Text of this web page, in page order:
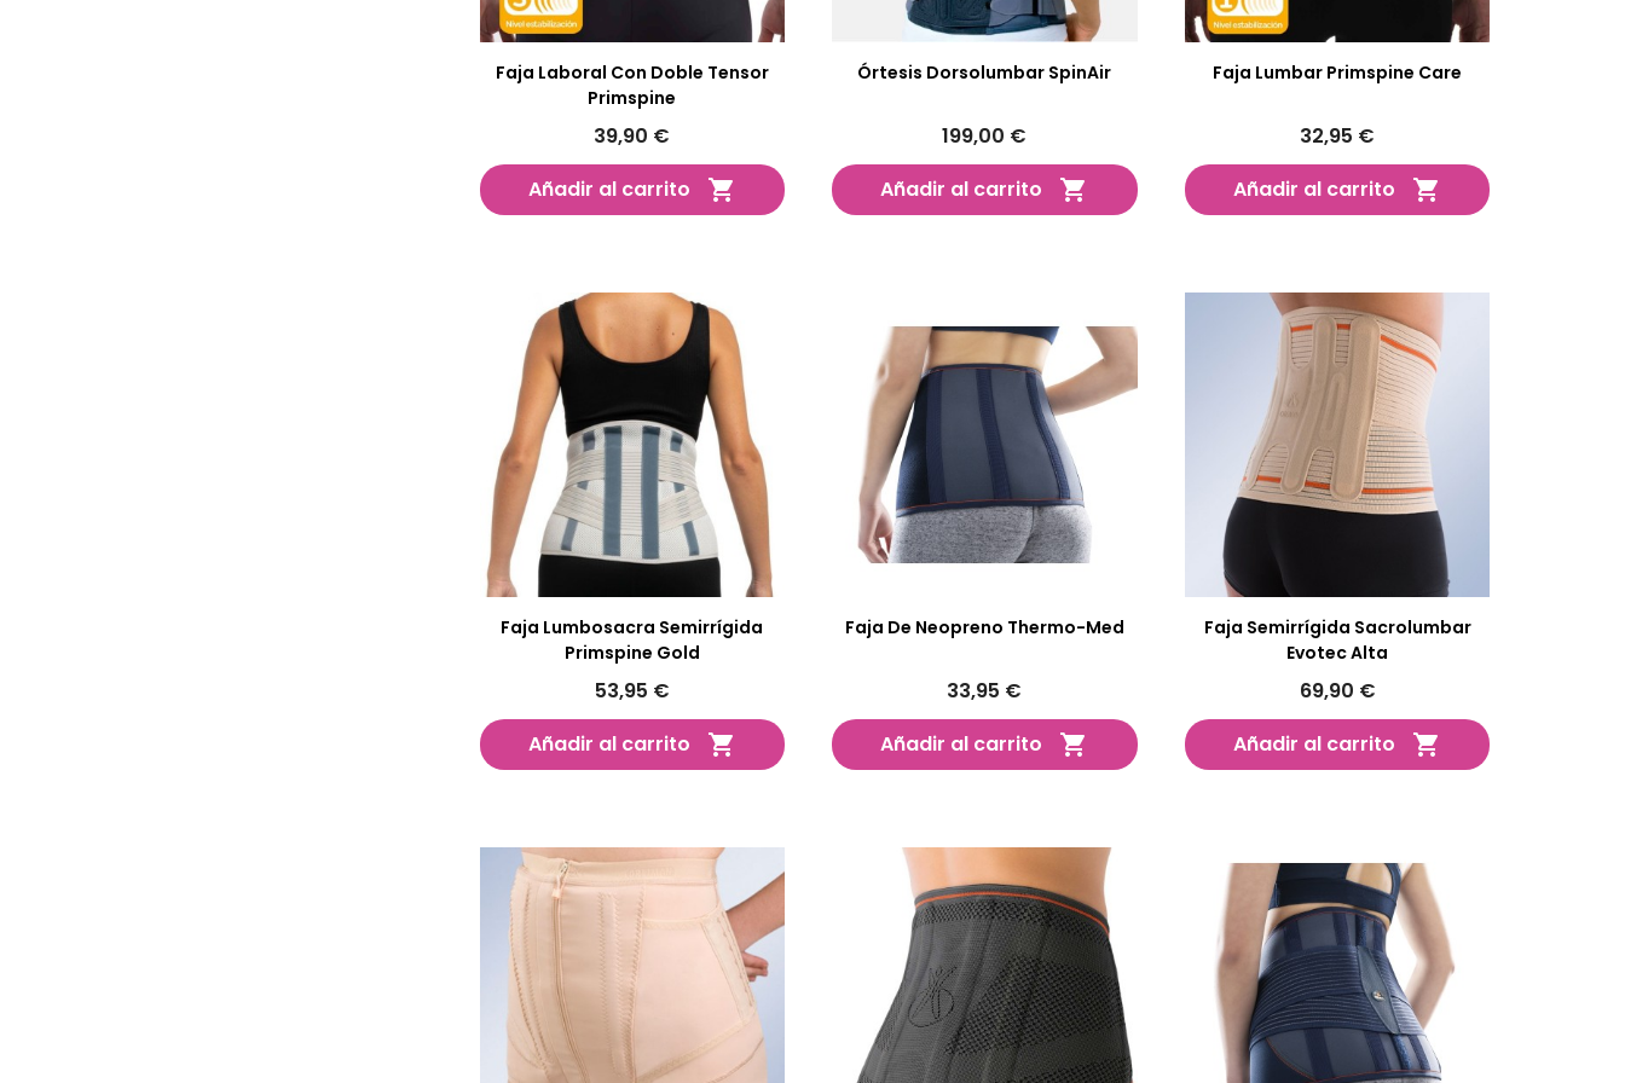
Faja Laboral Con Doble Tensor
Primspine
39,90 €
Añadir al carrito

Órtesis Dorsolumbar SpinAir
199,00 €
Añadir al carrito

Faja Lumbar Primspine Care
32,95 €
Añadir al carrito

Faja Lumbosacra Semirrígida
Primspine Gold
53,95 €
Añadir al carrito

Faja De Neopreno Thermo-Med
33,95 €
Añadir al carrito

Faja Semirrígida Sacrolumbar
Evotec Alta
69,90 €
Añadir al carrito
